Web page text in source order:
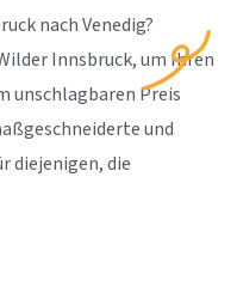
nach Venedig?
Innsbruck, um Ihren
unschlagbaren Preis
und
diejenigen, die